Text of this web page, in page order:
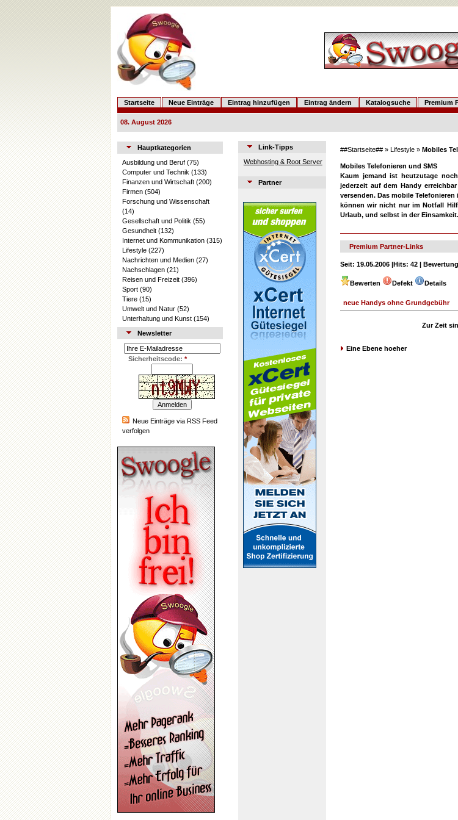
Startseite Neue Einträge Eintrag hinzufügen Eintrag ändern Katalogsuche Premium
08. August 2026
Hauptkategorien
Ausbildung und Beruf (75)
Computer und Technik (133)
Finanzen und Wirtschaft (200)
Firmen (504)
Forschung und Wissenschaft
(14)
Gesellschaft und Politik (55)
Gesundheit (132)
Internet und Kommunikation (315)
Lifestyle (227)
Nachrichten und Medien (27)
Nachschlagen (21)
Reisen und Freizeit (396)
Sport (90)
Tiere (15)
Umwelt und Natur (52)
Unterhaltung und Kunst (154)
Newsletter
Sicherheitscode: *
Neue Einträge via RSS Feed
verfolgen
Link-Tipps
Webhosting & Root Server
Partner
##Startseite##» Lifestyle» Mobiles
Mobiles Telefonieren und SMS
Kaum jemand ist heutzutage
jederzeit auf dem Handy
versenden. Das mobile
können wir nicht nur im Notfall
Urlaub, und selbst in der Einsamkeit.
Premium Partner-Links
Seit: 19.05.2006 |Hits: 42 |
Bewerten Defekt Details
neue Handys ohne Grundgebühr
Zur Zeit
Eine Ebene hoeher